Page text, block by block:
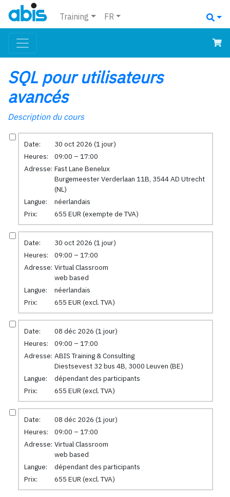
Training FR
SQL pour utilisateurs
avancés
Description du cours
Date:
30 oct 2026 (1 jour)
Heures:
09:00 – 17:00
Adresse: Fast Lane Benelux
Burgemeester Verderlaan 11B, 3544 AD Utrecht
(NL)
Langue:
néerlandais
Prix:
655 EUR (exempte de TVA)
Date:
30 oct 2026 (1 jour)
Heures:
09:00 – 17:00
Adresse: Virtual Classroom
web based
Langue:
néerlandais
Prix:
655 EUR (excl. TVA)
Date:
08 déc 2026 (1 jour)
Heures:
09:00 – 17:00
Adresse: ABIS Training & Consulting
Diestsevest 32 bus 4B, 3000 Leuven (BE)
Langue:
dépendant des participants
Prix:
655 EUR (excl. TVA)
Date:
08 déc 2026 (1 jour)
Heures:
09:00 – 17:00
Adresse: Virtual Classroom
web based
Langue:
dépendant des participants
Prix:
655 EUR (excl. TVA)